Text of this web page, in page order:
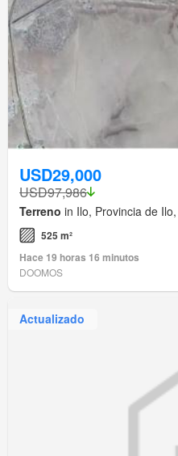
USD29,000
USD97,986
Terreno in Ilo, Provincia de
525 m²
Hace 19 horas 16 minutos
DOOMOS
Actualizado